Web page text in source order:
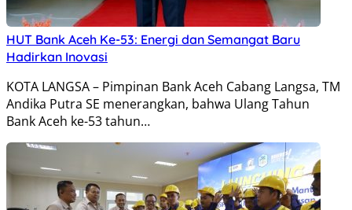
HUT Bank Aceh Ke-53: Energi dan Semangat Baru
Hadirkan Inovasi
KOTA LANGSA – Pimpinan Bank Aceh Cabang Langsa, TM
Andika Putra SE menerangkan, bahwa Ulang Tahun
Bank Aceh ke-53 tahun…